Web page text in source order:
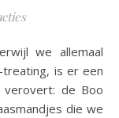
is er een
de Boo
die we